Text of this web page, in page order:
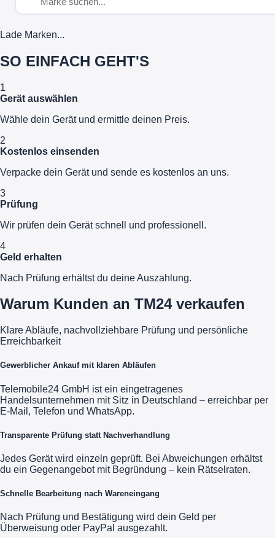
Lade Marken...
SO EINFACH GEHT'S
1
Gerät auswählen
Wähle dein Gerät und ermittle deinen Preis.
2
Kostenlos einsenden
Verpacke dein Gerät und sende es kostenlos an uns.
3
Prüfung
Wir prüfen dein Gerät schnell und professionell.
4
Geld erhalten
Nach Prüfung erhältst du deine Auszahlung.
Warum Kunden an TM24 verkaufen
Klare Abläufe, nachvollziehbare Prüfung und persönliche
Erreichbarkeit
Gewerblicher Ankauf mit klaren Abläufen
Telemobile24 GmbH ist ein eingetragenes
Handelsunternehmen mit Sitz in Deutschland – erreichbar per
E-Mail, Telefon und WhatsApp.
Transparente Prüfung statt Nachverhandlung
Jedes Gerät wird einzeln geprüft. Bei Abweichungen erhältst
du ein Gegenangebot mit Begründung – kein Rätselraten.
Schnelle Bearbeitung nach Wareneingang
Nach Prüfung und Bestätigung wird dein Geld per
Überweisung oder PayPal ausgezahlt.